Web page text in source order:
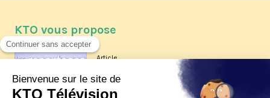
KTO vous propose
Article
Les reportages d'été 2026 de KTO